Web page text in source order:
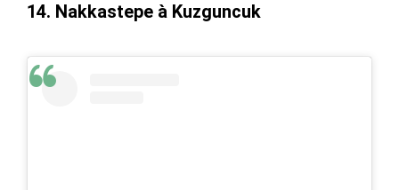
14. Nakkastepe à Kuzguncuk